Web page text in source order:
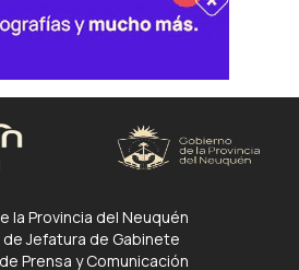
la Provincia del Neuquén
Jefatura de Gabinete
Prensa y Comunicación